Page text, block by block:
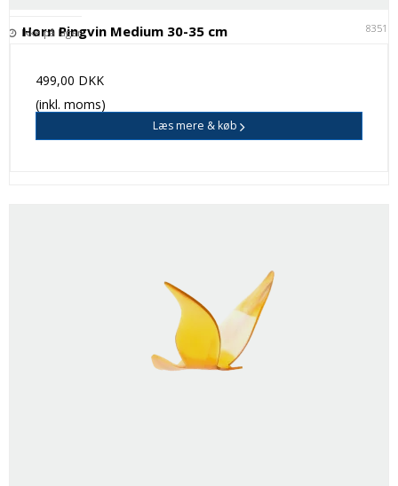
Horn Pingvin Medium 30-35 cm 83511
Ikke på lager
499,00 DKK
(inkl. moms)
Læs mere & køb